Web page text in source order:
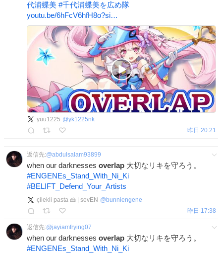
代浦蝶美 #千代浦蝶美を広め隊
youtu.be/6hFcV6hfH8o?si…
yuu1225 @yk1225nk
昨日 20:21
返信先:@abdulsalam93899
when our darknesses overlap 大切なリキを守ろう。
#ENGENEs_Stand_With_Ni_Ki
#BELIFT_Defend_Your_Artists
çilekli pasta 🍰 | sevEN @bunniengene
昨日 17:38
返信先:@jayiamfrying07
when our darknesses overlap 大切なリキを守ろう。
#ENGENEs_Stand_With_Ni_Ki